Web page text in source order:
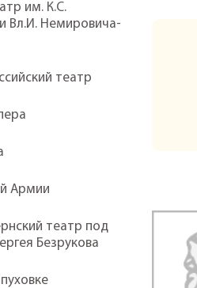
им. К.С.
Вл.И. Немировича-
театр
Армии
театр под
Безрукова